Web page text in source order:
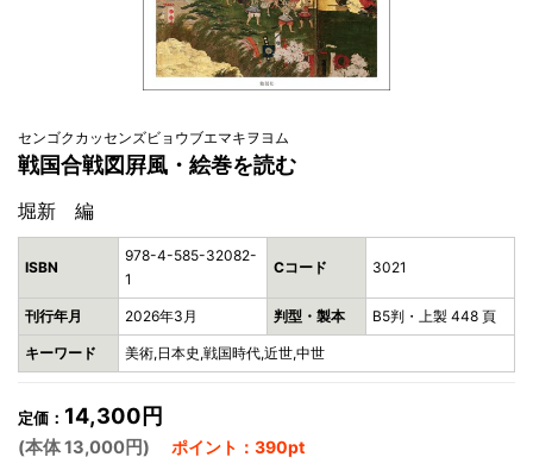
センゴクカッセンズビョウブエマキヲヨム
戦国合戦図屛風・絵巻を読む
堀新 編
ISBN
978-4-585-32082-
1
Cコード 3021
刊行年月 2026年3月 判型・製本 B5判・上製 448 頁
キーワード 美術,日本史,戦国時代,近世,中世
定価： 14,300円
(本体 13,000円) ポイント：390pt